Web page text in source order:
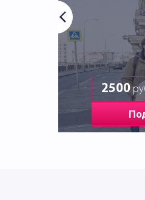
2500